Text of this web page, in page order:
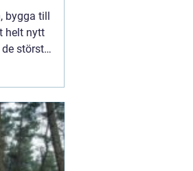
bygga till
helt nytt
största
gör
både
och
I